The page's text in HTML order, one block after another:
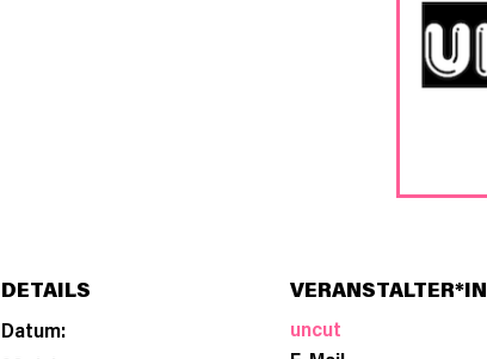
DETAILS
Datum:
VERANSTALTER*IN
uncut